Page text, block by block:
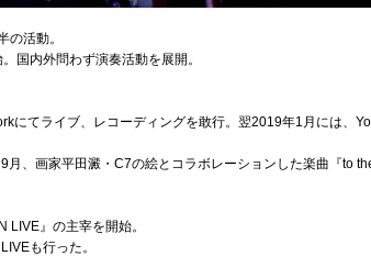
活動。
国内外問わず演奏活動を展開。
てライブ、レコーディングを敢行。翌2019年1月には、
、画家平田澱・C7の絵とコラボレーションした楽曲『to
』の主宰を開始。
も行った。